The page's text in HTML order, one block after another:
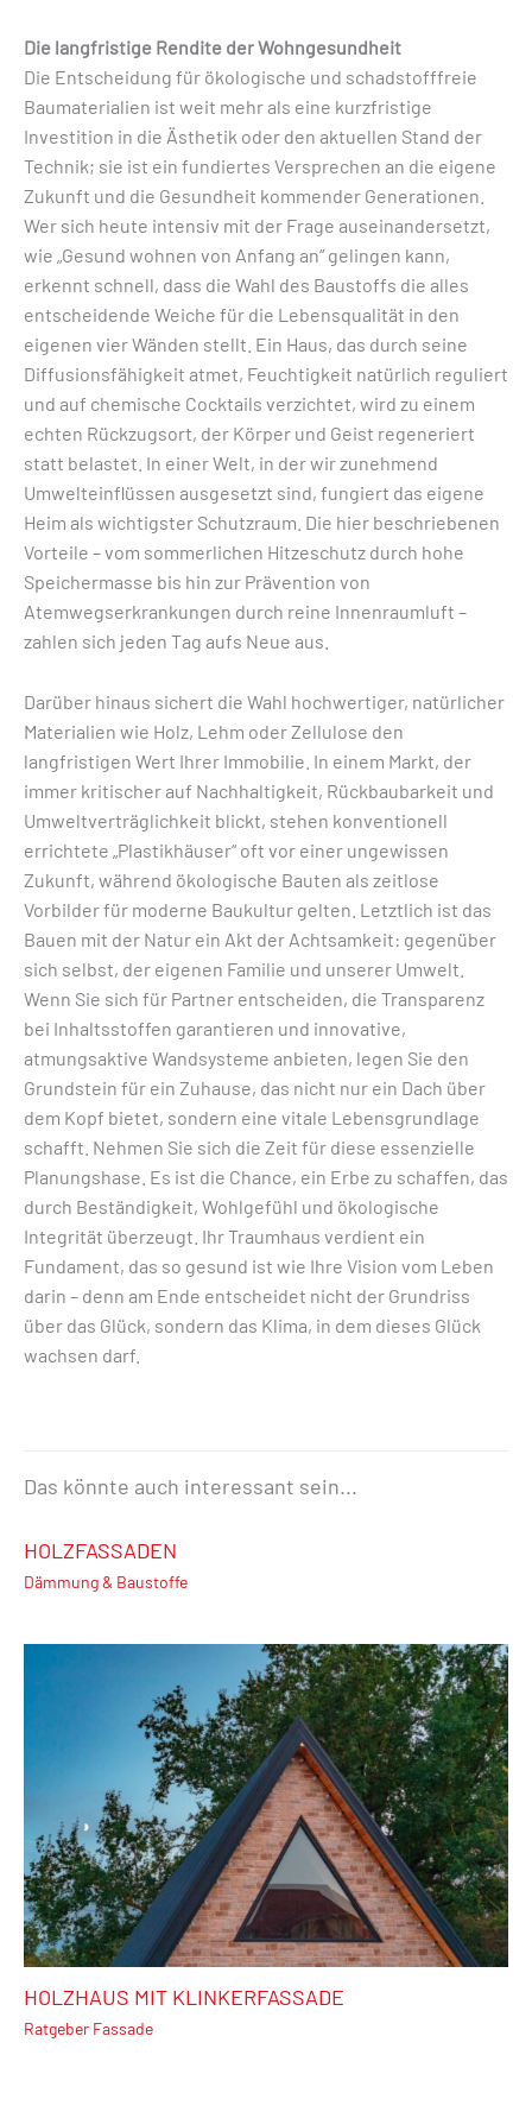
Die langfristige Rendite der Wohngesundheit
Die Entscheidung für ökologische und schadstofffreie
Baumaterialien ist weit mehr als eine kurzfristige
Investition in die Ästhetik oder den aktuellen Stand der
Technik; sie ist ein fundiertes Versprechen an die eigene
Zukunft und die Gesundheit kommender Generationen.
Wer sich heute intensiv mit der Frage auseinandersetzt,
wie „Gesund wohnen von Anfang an“ gelingen kann,
erkennt schnell, dass die Wahl des Baustoffs die alles
entscheidende Weiche für die Lebensqualität in den
eigenen vier Wänden stellt. Ein Haus, das durch seine
Diffusionsfähigkeit atmet, Feuchtigkeit natürlich reguliert
und auf chemische Cocktails verzichtet, wird zu einem
echten Rückzugsort, der Körper und Geist regeneriert
statt belastet. In einer Welt, in der wir zunehmend
Umwelteinflüssen ausgesetzt sind, fungiert das eigene
Heim als wichtigster Schutzraum. Die hier beschriebenen
Vorteile – vom sommerlichen Hitzeschutz durch hohe
Speichermasse bis hin zur Prävention von
Atemwegserkrankungen durch reine Innenraumluft –
zahlen sich jeden Tag aufs Neue aus.
Darüber hinaus sichert die Wahl hochwertiger, natürlicher
Materialien wie Holz, Lehm oder Zellulose den
langfristigen Wert Ihrer Immobilie. In einem Markt, der
immer kritischer auf Nachhaltigkeit, Rückbaubarkeit und
Umweltverträglichkeit blickt, stehen konventionell
errichtete „Plastikhäuser“ oft vor einer ungewissen
Zukunft, während ökologische Bauten als zeitlose
Vorbilder für moderne Baukultur gelten. Letztlich ist das
Bauen mit der Natur ein Akt der Achtsamkeit: gegenüber
sich selbst, der eigenen Familie und unserer Umwelt.
Wenn Sie sich für Partner entscheiden, die Transparenz
bei Inhaltsstoffen garantieren und innovative,
atmungsaktive Wandsysteme anbieten, legen Sie den
Grundstein für ein Zuhause, das nicht nur ein Dach über
dem Kopf bietet, sondern eine vitale Lebensgrundlage
schafft. Nehmen Sie sich die Zeit für diese essenzielle
Planungshase. Es ist die Chance, ein Erbe zu schaffen, das
durch Beständigkeit, Wohlgefühl und ökologische
Integrität überzeugt. Ihr Traumhaus verdient ein
Fundament, das so gesund ist wie Ihre Vision vom Leben
darin – denn am Ende entscheidet nicht der Grundriss
über das Glück, sondern das Klima, in dem dieses Glück
wachsen darf.
Das könnte auch interessant sein...
HOLZFASSADEN
Dämmung & Baustoffe
HOLZHAUS MIT KLINKERFASSADE
Ratgeber Fassade